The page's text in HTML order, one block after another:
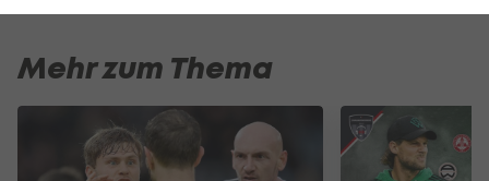
Mehr zum Thema